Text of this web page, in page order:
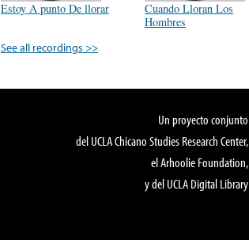
Estoy A punto De llorar
Cuando Lloran Los
Hombres
See all recordings >>
Un proyecto conjunto
del UCLA Chicano Studies Research Center,
el Arhoolie Foundation,
y del UCLA Digital Library